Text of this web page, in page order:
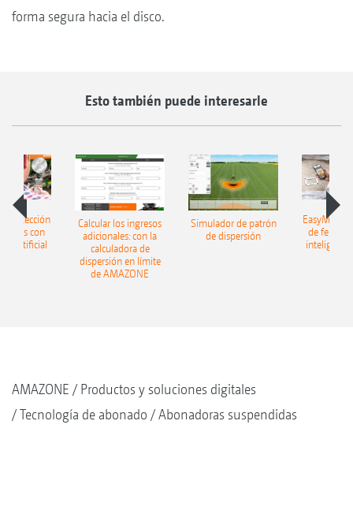
forma segura hacia el disco.
Esto también puede interesarle
detección
con
artificial
Calcular los ingresos
adicionales: con la
calculadora de
dispersión en límite
de AMAZONE
Simulador de patrón
de dispersión
EasyMatch:
de
AMAZONE
Productos y soluciones digitales
Tecnología de abonado
Abonadoras suspendidas